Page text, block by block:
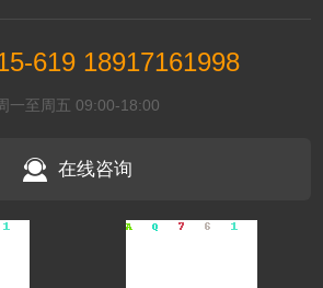
619 18917161998
一至周五 09:00-18:00
在线咨询